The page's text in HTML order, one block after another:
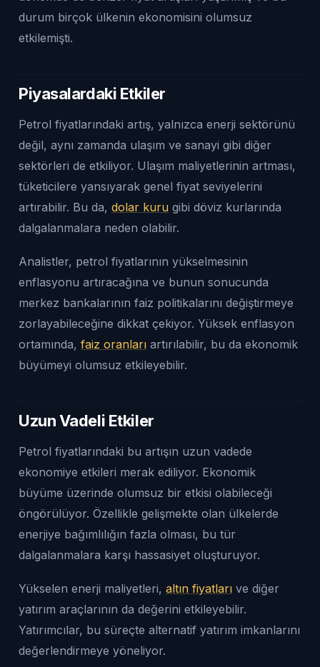
durum birçok ülkenin ekonomisini olumsuz
etkilemişti.
Piyasalardaki Etkiler
Petrol fiyatlarındaki artış, yalnızca enerji sektörünü
değil, aynı zamanda ulaşım ve sanayi gibi diğer
sektörleri de etkiliyor. Ulaşım maliyetlerinin artması,
tüketicilere yansıyarak genel fiyat seviyelerini
artırabilir. Bu da, dolar kuru gibi döviz kurlarında
dalgalanmalara neden olabilir.
Analistler, petrol fiyatlarının yükselmesinin
enflasyonu artıracağına ve bunun sonucunda
merkez bankalarının faiz politikalarını değiştirmeye
zorlayabileceğine dikkat çekiyor. Yüksek enflasyon
ortamında, faiz oranları artırılabilir, bu da ekonomik
büyümeyi olumsuz etkileyebilir.
Uzun Vadeli Etkiler
Petrol fiyatlarındaki bu artışın uzun vadede
ekonomiye etkileri merak ediliyor. Ekonomik
büyüme üzerinde olumsuz bir etkisi olabileceği
öngörülüyor. Özellikle gelişmekte olan ülkelerde
enerjiye bağımlılığın fazla olması, bu tür
dalgalanmalara karşı hassasiyet oluşturuyor.
Yükselen enerji maliyetleri, altın fiyatları ve diğer
yatırım araçlarının da değerini etkileyebilir.
Yatırımcılar, bu süreçte alternatif yatırım imkanlarını
değerlendirmeye yöneliyor.